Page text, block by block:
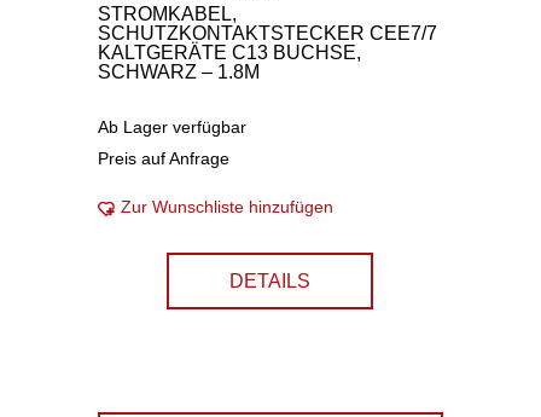
STROMKABEL,
SCHUTZKONTAKTSTECKER CEE7/7
KALTGERÄTE C13 BUCHSE,
SCHWARZ – 1.8M
Ab Lager verfügbar
Preis auf Anfrage
Zur Wunschliste hinzufügen
DETAILS